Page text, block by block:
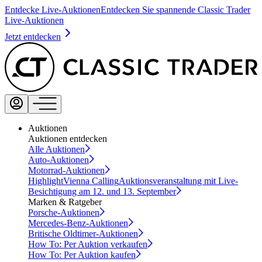
Entdecke Live-AuktionenEntdecken Sie spannende Classic Trader
Live-Auktionen
Jetzt entdecken
Auktionen
Auktionen entdecken
Alle Auktionen
Auto-Auktionen
Motorrad-Auktionen
HighlightVienna CallingAuktionsveranstaltung mit Live-
Besichtigung am 12. und 13. September
Marken & Ratgeber
Porsche-Auktionen
Mercedes-Benz-Auktionen
Britische Oldtimer-Auktionen
How To: Per Auktion verkaufen
How To: Per Auktion kaufen